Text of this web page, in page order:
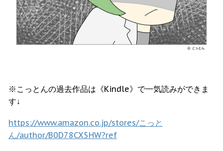
※こっとんの過去作品は《Kindle》で一気読みができま
す↓
https://www.amazon.co.jp/stores/こっと
ん/author/B0D78CX5HW?ref